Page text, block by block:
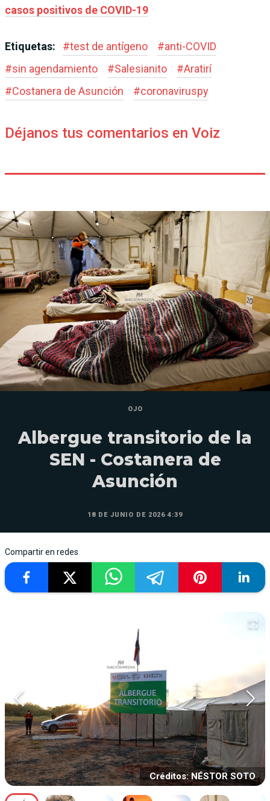
casos positivos de COVID-19
Etiquetas: #test de antígeno #anti-COVID
#sin agendamiento #Salesianito #Aratirí
#Costanera de Asunción #coronaviruspy
Déjanos tus comentarios en Voiz
OJO
Albergue transitorio de la
SEN - Costanera de
Asunción
18 DE JUNIO DE 2026 4:39
Compartir en redes
Créditos: NÉSTOR SOTO